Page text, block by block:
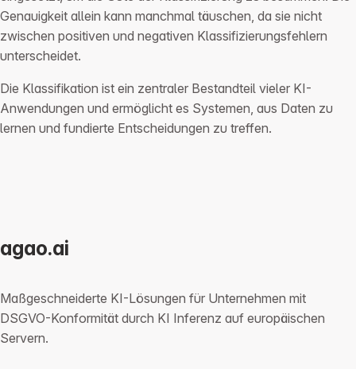
Genauigkeit allein kann manchmal täuschen, da sie nicht
zwischen positiven und negativen Klassifizierungsfehlern
unterscheidet.
Die Klassifikation ist ein zentraler Bestandteil vieler KI-
Anwendungen und ermöglicht es Systemen, aus Daten zu
lernen und fundierte Entscheidungen zu treffen.
agao.ai
Maßgeschneiderte KI-Lösungen für Unternehmen mit
DSGVO-Konformität durch KI Inferenz auf europäischen
Servern.